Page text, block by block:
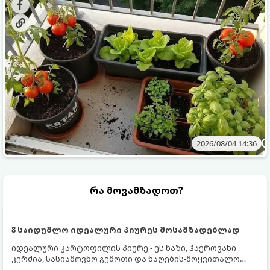
ბოსტნეულს მოკრეფთ.
და როგორ მოუაროთ მათ სწორად.
2026/08/04 14:36
რა მოვამზადოთ?
8 საიდუმლო იდეალური პიურეს მოსამზადებლად
იდეალური კარტოფილის პიურე - ეს ნაზი, ჰაეროვანი
კერძია, სასიამოვნო გემოთი და ნაღების-მოყვითალო